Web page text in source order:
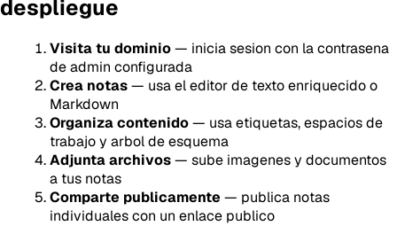
despliegue
Visita tu dominio— inicia sesion con la contrasena
de admin configurada
Crea notas— usa el editor de texto enriquecido o
Markdown
Organiza contenido— usa etiquetas, espacios de
trabajo y arbol de esquema
Adjunta archivos— sube imagenes y documentos
a tus notas
Comparte publicamente — publica notas
individuales con un enlace publico